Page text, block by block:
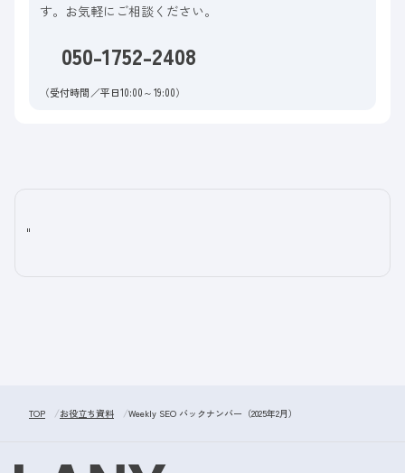
す。お気軽にご相談ください。
050-1752-2408
（受付時間／平日10:00～19:00）
"
TOP お役立ち資料 Weekly SEO バックナンバー（2025年2月）